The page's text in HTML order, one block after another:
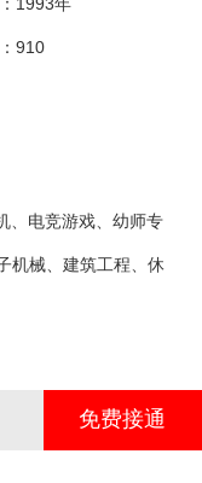
910
、电竞游戏、幼师专
机械、建筑工程、休
免费接通